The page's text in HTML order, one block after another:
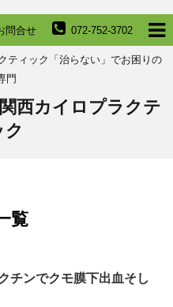
072-752-3702
問合せ
ティック「治らない」でお困りの
門
西カイロプラクテ
ク
覧
チンでクモ膜下出血そし